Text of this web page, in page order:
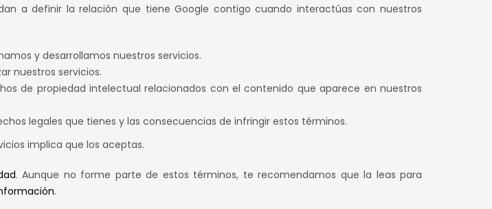
a definir la relación que tiene Google contigo cuando interactúas con nuestros
y desarrollamos nuestros servicios.
nuestros servicios.
de propiedad intelectual relacionados con el contenido que aparece en nuestros
legales que tienes y las consecuencias de infringir estos términos.
implica que los aceptas.
. Aunque no forme parte de estos términos, te recomendamos que la leas para
.